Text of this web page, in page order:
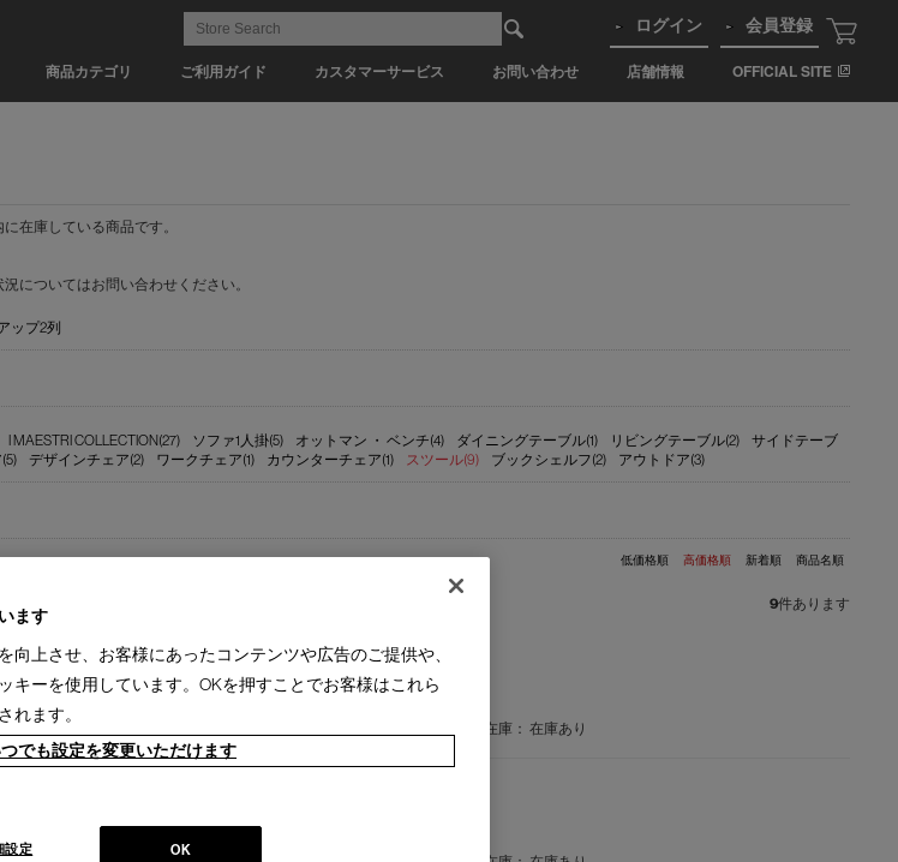
商品カテゴリ ご利用ガイド カスタマーサービス お問い合わせ 店舗情報 OFFICIAL SITE
ログイン 会員登録
在庫している商品です。
についてはお問い合わせください。
ップ2列
I MAESTRI COLLECTION(27) ソファ1人掛(5) オットマン ・ ベンチ(4) ダイニングテーブル(1) リビングテーブル(2)
サイドテーブ
デザインチェア(2) ワークチェア(1) カウンターチェア(1) スツール(9) ブックシェルフ(2) アウトドア(3)
低価格順 高価格順 新着順 商品名順
9件あります
モジュラー イマジネーション スツール
在庫： 在庫あり
タブレ カバノン
【在庫品】
ます
向上させ、お客様にあったコンテンツや広告のご提供や、
キーを使用しています。OKを押すことでお客様はこれら
れます。
でも設定を変更いただけます
OK
設定